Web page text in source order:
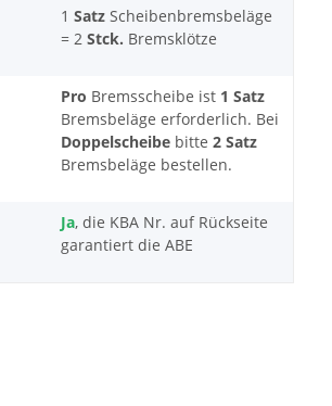
1 Satz Scheibenbremsbeläge
= 2 Stck. Bremsklötze
Pro Bremsscheibe ist 1 Satz
Bremsbeläge erforderlich. Bei
Doppelscheibe bitte 2 Satz
Bremsbeläge bestellen.
Ja, die KBA Nr. auf Rückseite
garantiert die ABE